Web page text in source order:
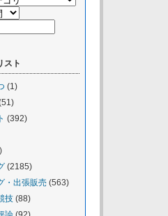
スト
(1)
(392)
(2185)
・出張販売 (563)
技 (88)